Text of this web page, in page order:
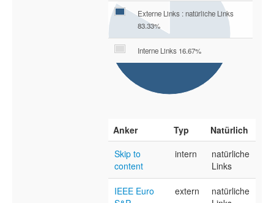
Externe Links : natürliche Links
83.33%
Interne Links 16.67%
Anker Typ
Natürlich
Skip to
content
intern
natürliche
Links
IEEE Euro
extern
natürliche